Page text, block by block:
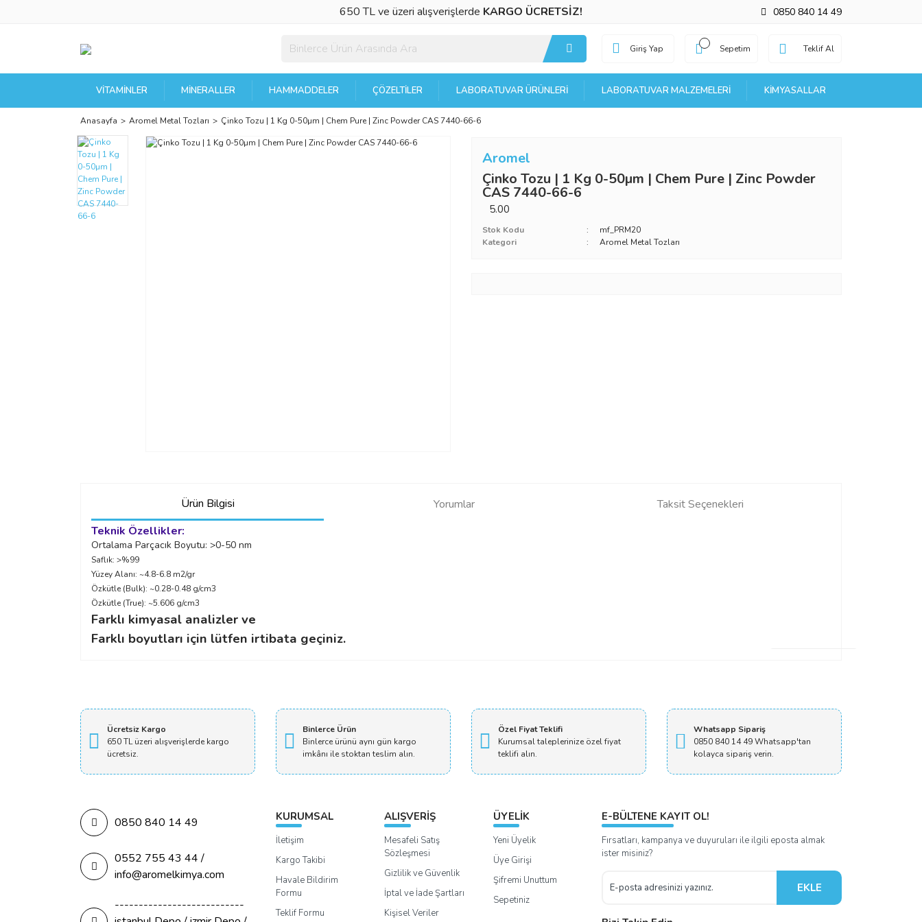
650 TL ve üzeri alışverişlerde KARGO ÜCRETSİZ! 0850 840 14 49
Giriş Yap Sepetim Teklif Al
VITAMINLER MINERALLER HAMMADDELER ÇÖZELTILER LABORATUVAR ÜRÜNLERI LABORATUVAR MALZEMELERI KIMYASALLAR
Anasayfa Aromel Metal Tozları Çinko Tozu | 1 Kg 0-50µm | Chem Pure | Zinc Powder CAS 7440-66-6
Aromel
Çinko Tozu | 1 Kg 0-50µm | Chem Pure | Zinc Powder
CAS 7440-66-6
5.00
Stok Kodu
mf_PRM20
Kategori
Aromel Metal Tozları
Ürün Bilgisi Yorumlar
Taksit Seçenekleri
Teknik Özellikler:
Ortalama Parçacık Boyutu: >0-50 nm
Saflık: >%99
Yüzey Alanı: ~4.8-6.8 m2/gr
Özkütle (Bulk): ~0.28-0.48 g/cm3
Özkütle (True): ~5.606 g/cm3
Farklı kimyasal analizler ve
Farklı boyutları için lütfen irtibata geçiniz.
Merhaba bunu eriterek inşaat demiri parçasına sıcak daldırma galvaniz kaplamış olur muyum?
Ücretsiz Kargo
650 TL üzeri alışverişlerde kargo
ücretsiz.
Binlerce Ürün
Binlerce ürünü aynı gün kargo
imkânı ile stoktan teslim alın.
Özel Fiyat Teklifi
Kurumsal taleplerinize özel fiyat
teklifi alın.
Whatsapp Sipariş
0850 840 14 49 Whatsapp'tan
kolayca sipariş verin.
0850 840 14 49
0552 755 43 44 /
info@aromelkimya.com
---------------------------
KURUMSAL
İletişim
Kargo Takibi
Havale Bildirim
Formu
Teklif Formu
ALIŞVERİŞ
Mesafeli Satış
Sözleşmesi
Gizlilik ve Güvenlik
İptal ve İade Şartları
Kişisel Veriler
ÜYELİK
Yeni Üyelik
Üye Girişi
Şifremi Unuttum
Sepetiniz
E-BÜLTENE KAYIT OL!
Fırsatları, kampanya ve duyuruları ile ilgili eposta almak
ister misiniz?
EKLE